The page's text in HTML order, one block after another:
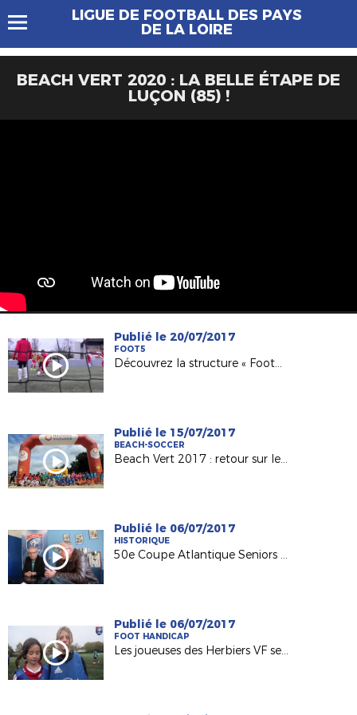
LIGUE DE FOOTBALL DES PAYS
DE LA LOIRE
BEACH VERT 2020 : LA BELLE ÉTAPE DE
LUÇON (85) !
Publié le 20/07/2017
FOOT5
Découvrez la structure « Foot5 Mobile FFF » !
Publié le 15/07/2017
BEACH-SOCCER
Beach Vert 2017 : retour sur les 4 étapes de la 1ère semaine !
Publié le 06/07/2017
HISTORIQUE
50e Coupe Atlantique Seniors : Retour sur la victoire de l'ASPTT Nantes en 1982
Publié le 06/07/2017
FOOT HANDICAP
Les joueuses des Herbiers VF sensibilisées au football adapté